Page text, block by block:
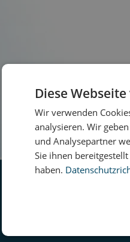
Diese
Wir verwenden
analysieren. Wir
und Analysepartner
Sie ihnen
haben.